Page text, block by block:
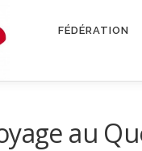
FÉDÉRATION
au